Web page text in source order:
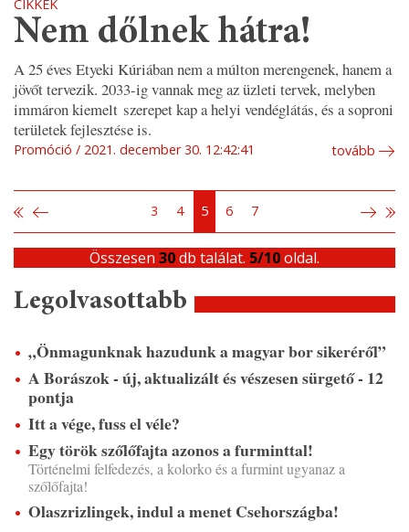
CIKKEK
Nem dőlnek hátra!
A 25 éves Etyeki Kúriában nem a múlton merengenek, hanem a
jövőt tervezik. 2033-ig vannak meg az üzleti tervek, melyben
immáron kiemelt szerepet kap a helyi vendéglátás, és a soproni
területek fejlesztése is.
Promóció 2021. december 30. 12:42:41 tovább
3 4 5 6 7
Összesen 30db találat. 5/10oldal.
Legolvasottabb
„Önmagunknak hazudunk a magyar bor sikeréről”
A Borászok - új, aktualizált és vészesen sürgető - 12
pontja
Itt a vége, fuss el véle?
Egy török szőlőfajta azonos a furminttal!
Történelmi felfedezés, a kolorko és a furmint ugyanaz a
szőlőfajta!
Olaszrizlingek, indul a menet Csehországba!